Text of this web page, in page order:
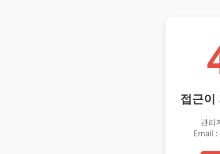
접근이
관리
Email